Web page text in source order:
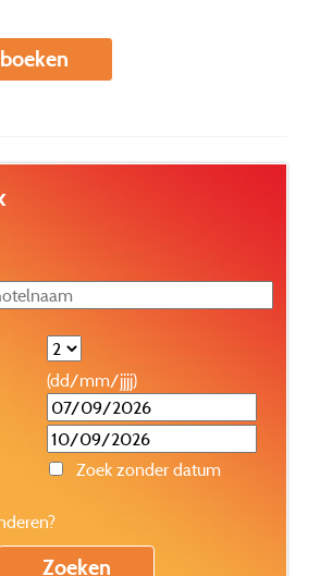
(dd/mm/jjjj)
Zoek zonder datum